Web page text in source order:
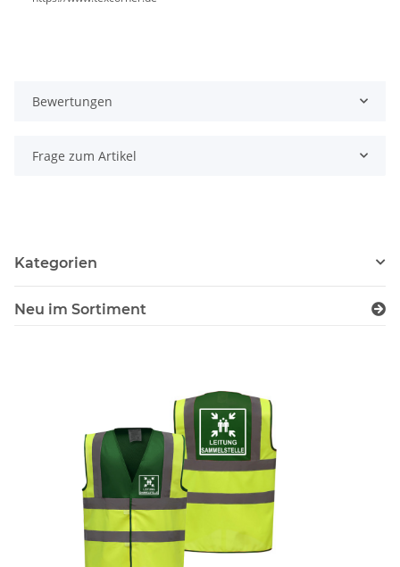
Bewertungen
Frage zum Artikel
Kategorien
Neu im Sortiment